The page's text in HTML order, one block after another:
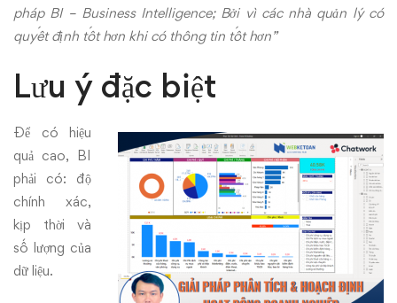
pháp BI – Business Intelligence; Bởi vì các nhà quản lý có
quyết định tốt hơn khi có thông tin tốt hơn”
Lưu ý đặc biệt
Để có hiệu
quả cao, BI
phải có: độ
chính xác,
kịp thời và
số lượng của
dữ liệu.